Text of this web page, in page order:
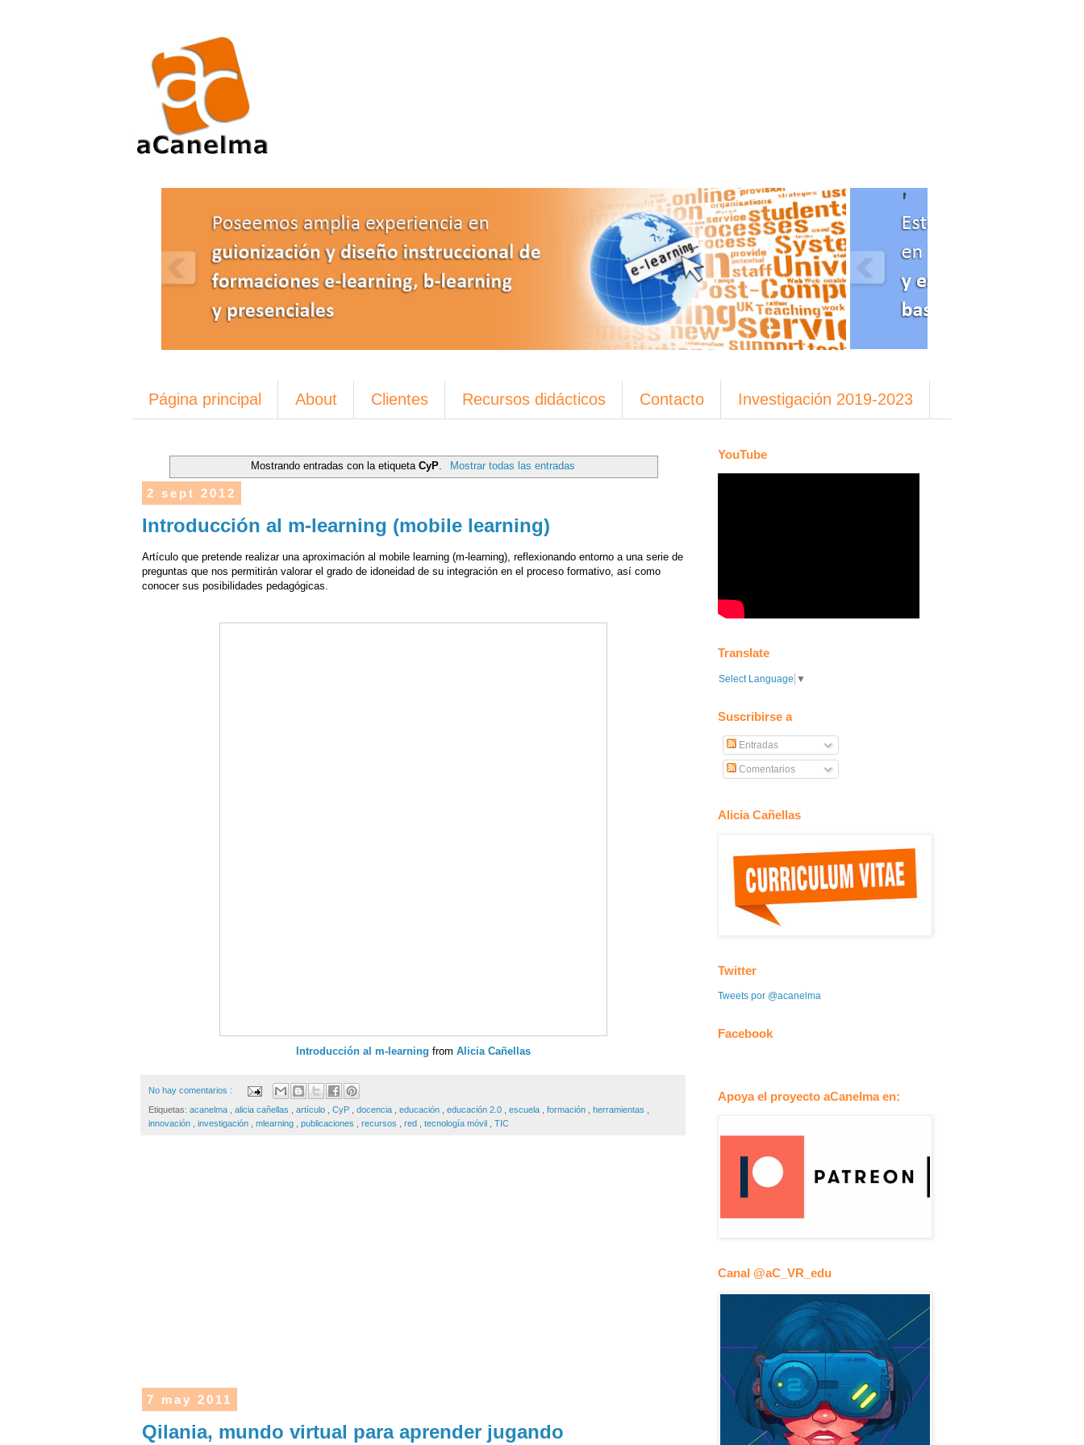
Página principal About Clientes Recursos didácticos Contacto Investigación 2019-2023
Mostrando entradas con la etiquetaCyP Mostrar todas las entradas
2 sept 2012
Introducción al m-learning (mobile learning)
Artículo que pretende realizar una aproximación al mobile learning (m-learning), reflexionando entorno a una serie de
preguntas que nos permitirán valorar el grado de idoneidad de su integración en el proceso formativo, así como
conocer sus posibilidades pedagógicas.
Introducción al m-learning from Alicia Cañellas
No hay comentarios :
Etiquetas: acanelma , alicia cañellas , artículo , CyP , docencia , educación , educación 2.0 , escuela , formación , herramientas ,
innovación , investigación , mlearning , publicaciones , recursos , red , tecnología móvil , TIC
7 may 2011
Qilania, mundo virtual para aprender jugando
YouTube
Translate
Select Language ▼
Suscribirse a
Entradas
Comentarios
Alicia Cañellas
Twitter
Tweets por @acanelma
Facebook
Apoya el proyecto aCanelma en:
Canal @aC_VR_edu